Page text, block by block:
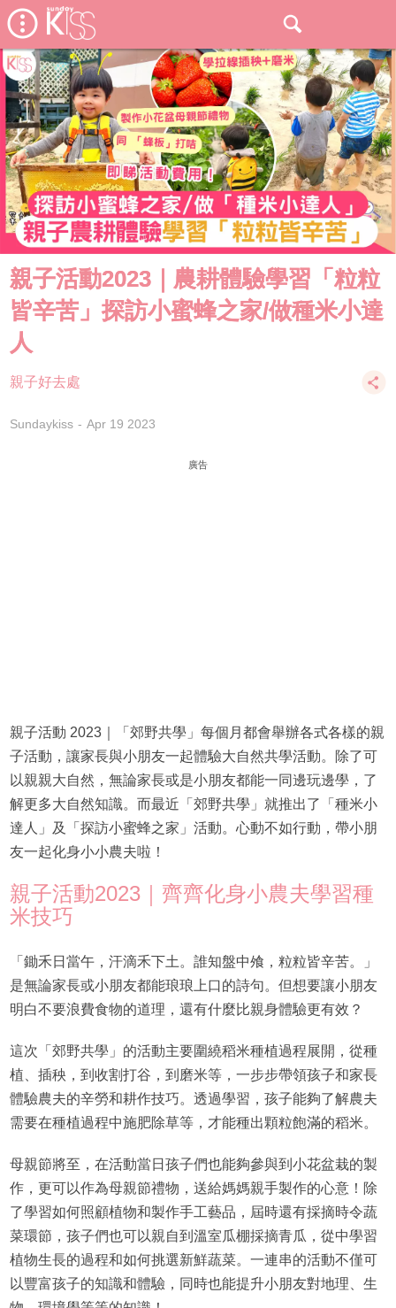
親子活動2023｜農耕體驗學習「粒粒
皆辛苦」探訪小蜜蜂之家/做種米小達
人
親子好去處
Sundaykiss Apr 19 2023
廣告
親子活動 2023｜「郊野共學」每個月都會舉辦各式各樣的親
子活動，讓家長與小朋友一起體驗大自然共學活動。除了可
以親親大自然，無論家長或是小朋友都能一同邊玩邊學，了
解更多大自然知識。而最近「郊野共學」就推出了「種米小
達人」及「探訪小蜜蜂之家」活動。心動不如行動，帶小朋
友一起化身小小農夫啦！
親子活動2023｜齊齊化身小農夫學習種
米技巧
「鋤禾日當午，汗滴禾下土。誰知盤中飧，粒粒皆辛苦。」
是無論家長或小朋友都能琅琅上口的詩句。但想要讓小朋友
明白不要浪費食物的道理，還有什麼比親身體驗更有效？
這次「郊野共學」的活動主要圍繞稻米種植過程展開，從種
植、插秧，到收割打谷，到磨米等，一步步帶領孩子和家長
體驗農夫的辛勞和耕作技巧。透過學習，孩子能夠了解農夫
需要在種植過程中施肥除草等，才能種出顆粒飽滿的稻米。
母親節將至，在活動當日孩子們也能夠參與到小花盆栽的製
作，更可以作為母親節禮物，送給媽媽親手製作的心意！除
了學習如何照顧植物和製作手工藝品，屆時還有採摘時令蔬
菜環節，孩子們也可以親自到溫室瓜棚採摘青瓜，從中學習
植物生長的過程和如何挑選新鮮蔬菜。一連串的活動不僅可
以豐富孩子的知識和體驗，同時也能提升小朋友對地理、生